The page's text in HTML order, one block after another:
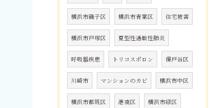
横浜市磯子区 横浜市青葉区 住宅被害
横浜市戸塚区 夏型性過敏性肺炎
呼吸器疾患 トリコスポロン 保戸谷区
川崎市 マンションのカビ 横浜市中区
横浜市都筑区 港南区 横浜市緑区